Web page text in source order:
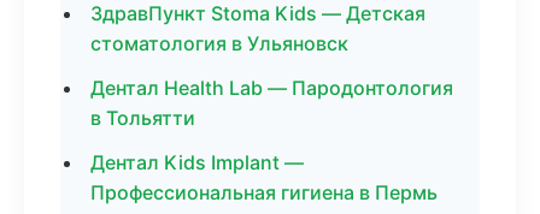
ЗдравПункт Stoma Kids — Детская
стоматология в Ульяновск
Дентал Health Lab — Пародонтология
в Тольятти
Дентал Kids Implant —
Профессиональная гигиена в Пермь